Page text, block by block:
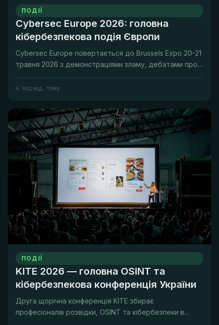
ПОДІЇ
Cybersec Europe 2026: головна
кібербезпекова подія Європи
Cybersec Europe повертається до Brussels Expo 20-21
травня 2026 з демонстраціями зламу, дебатами про
4 місяці тому
ПОДІЇ
KITE 2026 — головна OSINT та
кібербезпекова конференція України
Друга щорічна конференція KITE збирає
професіоналів розвідки, OSINT та кібербезпеки в